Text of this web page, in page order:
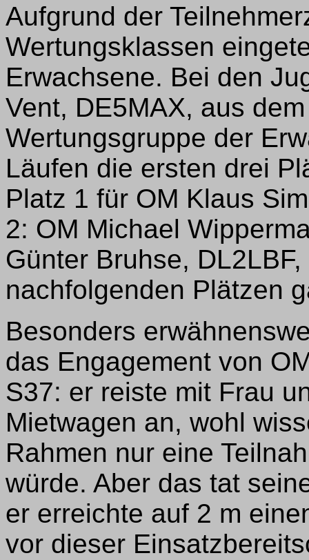
Aufgrund der
Wertungsklassen
Erwachsene. Bei den
Vent, DE5MAX, aus
Wertungsgruppe der
Läufen die ersten drei
Platz 1 für OM Klaus
2: OM Michael
Günter Bruhse,
nachfolgenden Plätzen
Besonders
das Engagement von
S37: er reiste mit Frau
Mietwagen an, wohl
Rahmen nur eine
würde. Aber das tat
er erreichte auf 2 m
vor dieser